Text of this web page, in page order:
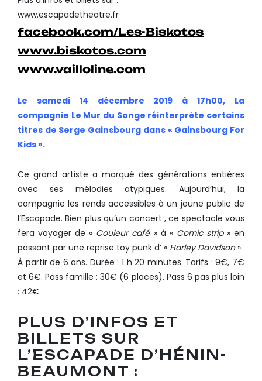
www.escapadetheatre.fr
facebook.com/Les-Biskotos
www.biskotos.com
www.vailloline.com
Le samedi 14 décembre 2019 à 17h00, La
compagnie Le Mur du Songe réinterprète certains
titres de Serge Gainsbourg dans « Gainsbourg For
Kids ».
Ce grand artiste a marqué des générations entières
avec ses mélodies atypiques. Aujourd’hui, la
compagnie les rends accessibles à un jeune public de
l’Escapade. Bien plus qu’un concert , ce spectacle vous
fera voyager de « Couleur café» à « Comic strip» en
passant par une reprise toy punk d’ « Harley Davidson».
À partir de 6 ans. Durée : 1 h 20 minutes. Tarifs : 9€, 7€
et 6€. Pass famille : 30€ (6 places). Pass 6 pas plus loin
: 42€.
PLUS D’INFOS ET
BILLETS SUR
L’ESCAPADE D’HÉNIN-
BEAUMONT :